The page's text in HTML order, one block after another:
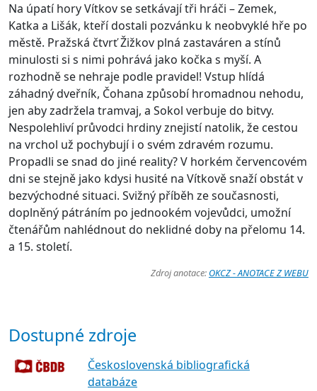
Na úpatí hory Vítkov se setkávají tři hráči – Zemek,
Katka a Lišák, kteří dostali pozvánku k neobvyklé hře po
městě. Pražská čtvrť Žižkov plná zastaváren a stínů
minulosti si s nimi pohrává jako kočka s myší. A
rozhodně se nehraje podle pravidel! Vstup hlídá
záhadný dveřník, Čohana způsobí hromadnou nehodu,
jen aby zadržela tramvaj, a Sokol verbuje do bitvy.
Nespolehliví průvodci hrdiny znejistí natolik, že cestou
na vrchol už pochybují i o svém zdravém rozumu.
Propadli se snad do jiné reality? V horkém červencovém
dni se stejně jako kdysi husité na Vítkově snaží obstát v
bezvýchodné situaci. Svižný příběh ze současnosti,
doplněný pátráním po jednookém vojevůdci, umožní
čtenářům nahlédnout do neklidné doby na přelomu 14.
a 15. století.
Zdroj anotace: OKCZ - ANOTACE Z WEBU
Dostupné zdroje
Československá bibliografická
databáze